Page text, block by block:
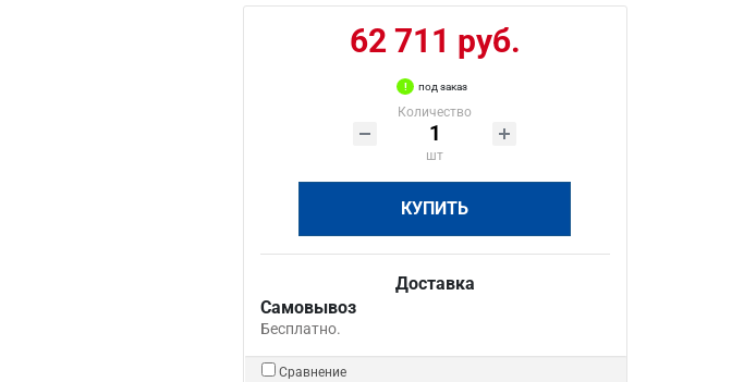
62 711 руб.
под заказ
Количество
шт
КУПИТЬ
Доставка
Самовывоз
Бесплатно.
Сравнение